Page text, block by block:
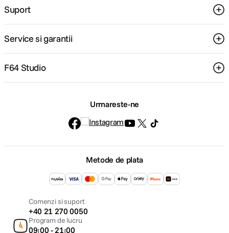
Suport
Service si garantii
F64 Studio
Urmareste-ne
Metode de plata
Comenzi si suport
+40 21 270 0050
Program de lucru
09:00 - 21:00